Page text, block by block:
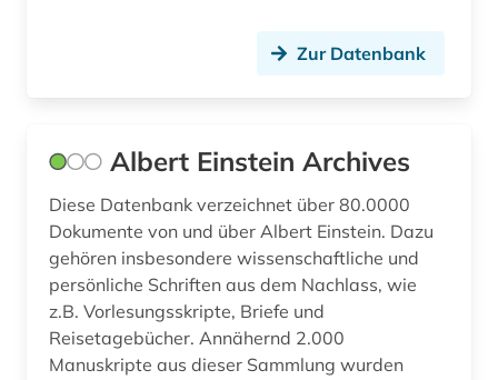
Zur Datenbank
Albert Einstein Archives
Diese Datenbank verzeichnet über 80.0000
Dokumente von und über Albert Einstein. Dazu
gehören insbesondere wissenschaftliche und
persönliche Schriften aus dem Nachlass, wie
z.B. Vorlesungsskripte, Briefe und
Reisetagebücher. Annähernd 2.000
Manuskripte aus dieser Sammlung wurden